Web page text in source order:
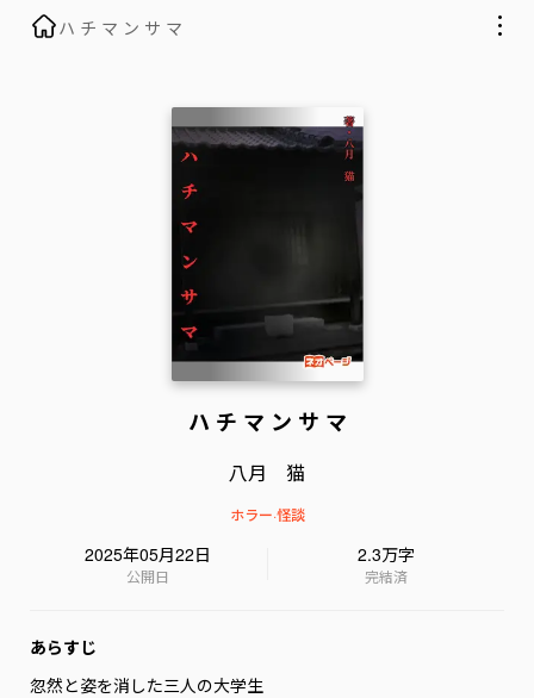
ハ チ マ ン サ マ
ハ チ マ ン サ マ
八月 猫
ホラー·怪談
2025年05月22日
公開日
2.3万字
完結済
あらすじ
忽然と姿を消した三人の大学生